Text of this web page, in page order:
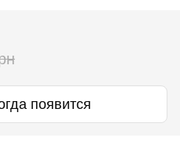
появится